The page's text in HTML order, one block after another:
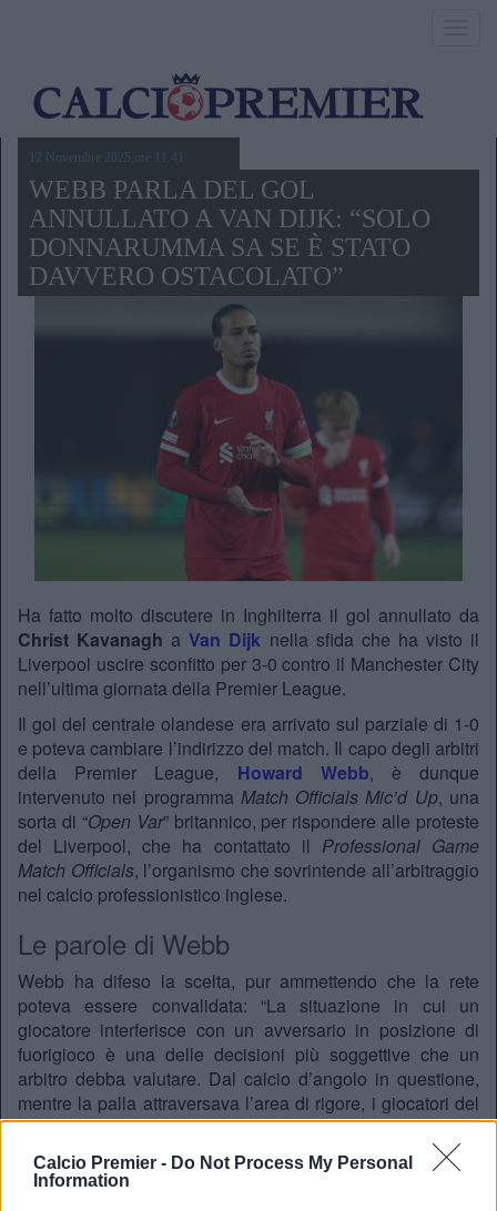
Calcio Premier - Do Not Process My Personal
Information
12 Novembre 2025,ore 11.41
WEBB PARLA DEL GOL
ANNULLATO A VAN DIJK: “SOLO
DONNARUMMA SA SE È STATO
DAVVERO OSTACOLATO”
Ha fatto molto discutere in Inghilterra il gol annullato da
Christ Kavanagh aVan Dijk nella sfida che ha visto il
Liverpool uscire sconfitto per 3-0 contro il Manchester City
nell’ultima giornata della Premier League.
Il gol del centrale olandese era arrivato sul parziale di 1-0
e poteva cambiare l’indirizzo del match. Il capo degli arbitri
della Premier League, Howard Webb, è dunque
intervenuto nel programma Match Officials Mic’d Up, una
sorta di “Open Var” britannico, per rispondere alle proteste
del Liverpool, che ha contattato il Professional Game
Match Officials, l’organismo che sovrintende all’arbitraggio
nel calcio professionistico inglese.
Le parole di Webb
Webb ha difeso la scelta, pur ammettendo che la rete
poteva essere convalidata: “La situazione in cui un
giocatore interferisce con un avversario in posizione di
fuorigioco è una delle decisioni più soggettive che un
arbitro debba valutare. Dal calcio d’angolo in questione,
mentre la palla attraversava l’area di rigore, i giocatori del
Manchester Citysi sono spostati, lasciando Robertson in
quella posizione di fuorigioco nel cuore dell’area di rigore.
QuandoVan Dijk
colpisce di testa la palla in avanti, è il